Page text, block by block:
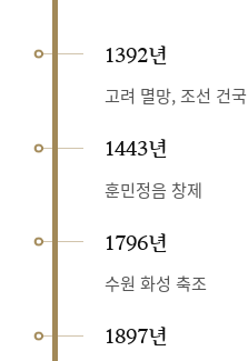
1392년
고려 멸망, 조선 건국
1443년
훈민정음 창제
1796년
수원 화성 축조
1897년